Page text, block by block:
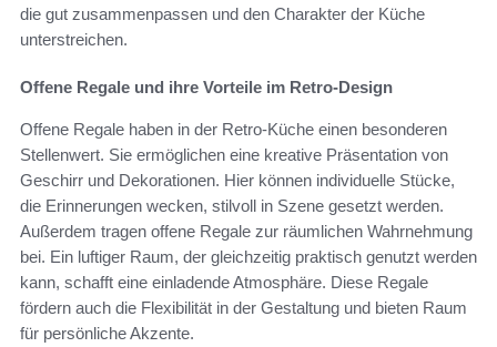
die gut zusammenpassen und den Charakter der Küche
unterstreichen.
Offene Regale und ihre Vorteile im Retro-Design
Offene Regale haben in der Retro-Küche einen besonderen
Stellenwert. Sie ermöglichen eine kreative Präsentation von
Geschirr und Dekorationen. Hier können individuelle Stücke,
die Erinnerungen wecken, stilvoll in Szene gesetzt werden.
Außerdem tragen offene Regale zur räumlichen Wahrnehmung
bei. Ein luftiger Raum, der gleichzeitig praktisch genutzt werden
kann, schafft eine einladende Atmosphäre. Diese Regale
fördern auch die Flexibilität in der Gestaltung und bieten Raum
für persönliche Akzente.